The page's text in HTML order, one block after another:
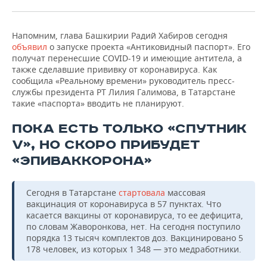
Напомним, глава Башкирии Радий Хабиров сегодня
объявил о запуске проекта «Антиковидный паспорт». Его
получат перенесшие COVID-19 и имеющие антитела, а
также сделавшие прививку от коронавируса. Как
сообщила «Реальному времени» руководитель пресс-
службы президента РТ Лилия Галимова, в Татарстане
такие «паспорта» вводить не планируют.
ПОКА ЕСТЬ ТОЛЬКО «СПУТНИК
V», НО СКОРО ПРИБУДЕТ
«ЭПИВАККОРОНА»
Сегодня в Татарстане стартовала массовая
вакцинация от коронавируса в 57 пунктах. Что
касается вакцины от коронавируса, то ее дефицита,
по словам Жаворонкова, нет. На сегодня поступило
порядка 13 тысяч комплектов доз. Вакцинировано 5
178 человек, из которых 1 348 — это медработники.